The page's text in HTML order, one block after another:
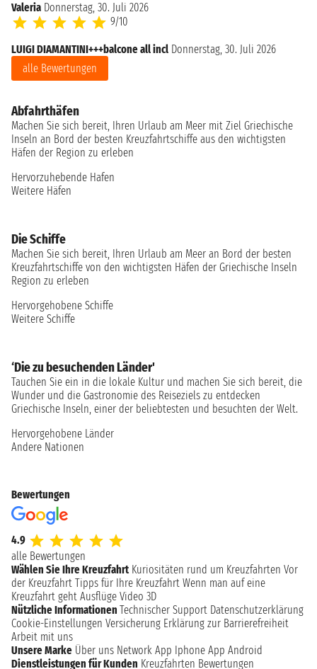
Valeria Donnerstag, 30. Juli 2026
9/10
LUIGI DIAMANTINI+++balcone all incl Donnerstag, 30. Juli 2026
alle Bewertungen
Abfahrthäfen
Machen Sie sich bereit, Ihren Urlaub am Meer mit Ziel Griechische
Inseln an Bord der besten Kreuzfahrtschiffe aus den wichtigsten
Häfen der Region zu erleben
Hervorzuhebende Hafen
Weitere Häfen
Die Schiffe
Machen Sie sich bereit, Ihren Urlaub am Meer an Bord der besten
Kreuzfahrtschiffe von den wichtigsten Häfen der Griechische Inseln
Region zu erleben
Hervorgehobene Schiffe
Weitere Schiffe
‘Die zu besuchenden Länder'
Tauchen Sie ein in die lokale Kultur und machen Sie sich bereit, die
Wunder und die Gastronomie des Reiseziels zu entdecken
Griechische Inseln, einer der beliebtesten und besuchten der Welt.
Hervorgehobene Länder
Andere Nationen
Bewertungen
4.9
alle Bewertungen
Wählen Sie Ihre Kreuzfahrt Kuriositäten rund um Kreuzfahrten Vor
der Kreuzfahrt Tipps für Ihre Kreuzfahrt Wenn man auf eine
Kreuzfahrt geht Ausflüge Video 3D
Nützliche Informationen Technischer Support Datenschutzerklärung
Cookie-Einstellungen Versicherung Erklärung zur Barrierefreiheit
Arbeit mit uns
Unsere Marke Über uns Network App Iphone App Android
Dienstleistungen für Kunden Kreuzfahrten Bewertungen